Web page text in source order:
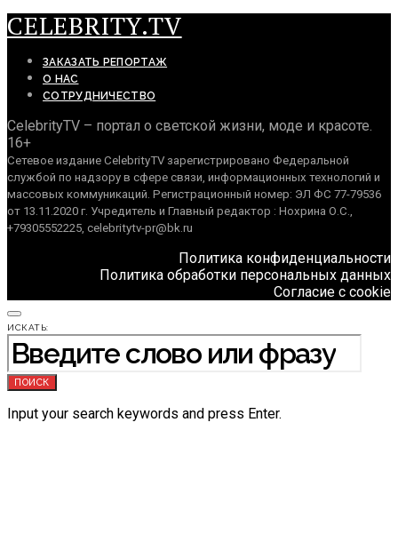
CELEBRITY.TV
ЗАКАЗАТЬ РЕПОРТАЖ
О НАС
СОТРУДНИЧЕСТВО
CelebrityTV – портал о светской жизни, моде и красоте.
16+
Сетевое издание CelebrityTV зарегистрировано Федеральной
службой по надзору в сфере связи, информационных технологий и
массовых коммуникаций. Регистрационный номер: ЭЛ ФС 77-79536
от 13.11.2020 г. Учредитель и Главный редактор : Нохрина О.С.,
+79305552225, celebritytv-pr@bk.ru
Политика конфиденциальности
Политика обработки персональных данных
Согласие с cookie
ИСКАТЬ:
ПОИСК
Input your search keywords and press Enter.